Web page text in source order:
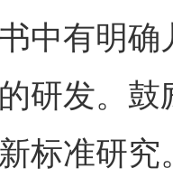
书中有明
研发。
标准研